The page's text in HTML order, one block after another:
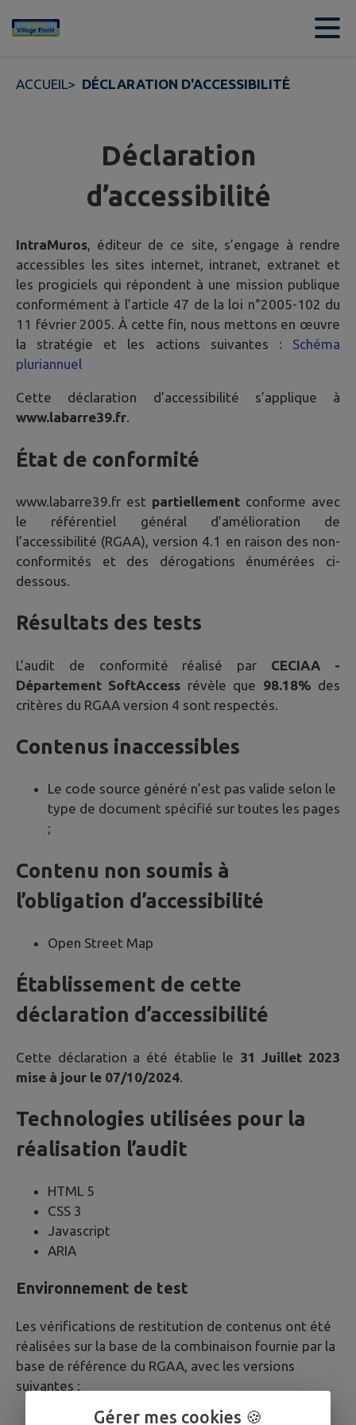
Contenu
ACCUEIL> DÉCLARATION D'ACCESSIBILITÉ
Déclaration
d’accessibilité
IntraMuros, éditeur de ce site, s’engage à rendre
accessibles les sites internet, intranet, extranet et
les progiciels qui répondent à une mission publique
conformément à l’article 47 de la loi n°2005-102 du
11 février 2005. À cette fin, nous mettons en œuvre
la stratégie et les actions suivantes : Schéma
pluriannuel
Cette déclaration d’accessibilité s’applique à
www.labarre39.fr.
État de conformité
www.labarre39.fr est partiellement conforme avec
le référentiel général d’amélioration de
l’accessibilité (RGAA), version 4.1 en raison des non-
conformités et des dérogations énumérées ci-
dessous.
Résultats des tests
L’audit de conformité réalisé par CECIAA -
Département SoftAccess révèle que 98.18% des
critères du RGAA version 4 sont respectés.
Contenus inaccessibles
Le code source généré n’est pas valide selon le
type de document spécifié sur toutes les pages
;
Contenu non soumis à
l’obligation d’accessibilité
Open Street Map
Établissement de cette
déclaration d’accessibilité
Cette déclaration a été établie le 31 Juillet 2023
mise à jour le 07/10/2024
Technologies utilisées pour la
réalisation l’audit
HTML 5
CSS 3
Javascript
ARIA
Environnement de test
Les vérifications de restitution de contenus ont été
réalisées sur la base de la combinaison fournie par la
base de référence du RGAA, avec les versions
suivantes :
Sur ordinateur Windows avec Firefox et NVDA
Gérer mes cookies 🍪